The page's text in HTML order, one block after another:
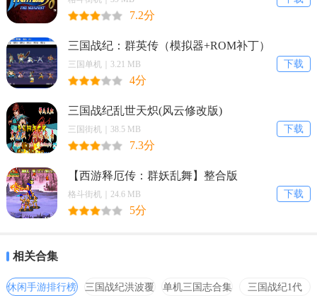
7.2分
三国战纪：群英传（模拟器+ROM补丁）
下载
三国单机｜3.21 MB
4分
三国战纪乱世天炽(风云修改版)
下载
三国街机｜38.5 MB
7.3分
【西游释厄传：群妖乱舞】整合版
下载
格斗街机｜24.6 MB
5分
相关合集
休闲手游排行榜
三国战纪洪波覆
单机三国志合集
三国战纪1代